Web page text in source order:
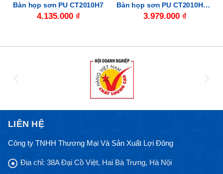
Bàn họp sơn PU CT2010H7
4.135.000 ₫
Bàn họp sơn PU CT2010H5CN
3.979.000 ₫
LIÊN HỆ
Công ty TNHH Thương Mại Và Sản Xuất Lợi Đông
Địa chỉ: 38A Đại Cồ Việt, Hai Bà Trưng, Hà Nội